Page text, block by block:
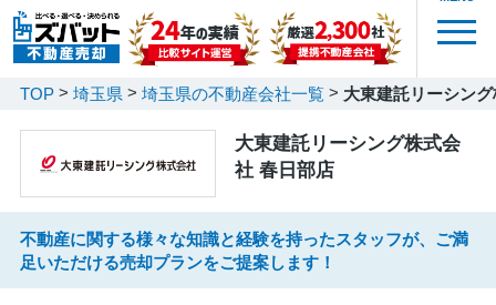
TOP 埼玉県 埼玉県の不動産会社一覧 大東建託リーシン
大東建託リーシング株式会
社 春日部店
不動産に関する様々な知識と経験を持ったスタッフが、ご満
足いただける売却プランをご提案します！